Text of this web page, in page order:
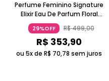
Perfume Feminino Signature
Elixir Eau De Parfum Floral
Oriental Montblanc 30ml
29%OFF R$499,00
R$ 353,90
ou 5x de R$ 70,78 sem juros